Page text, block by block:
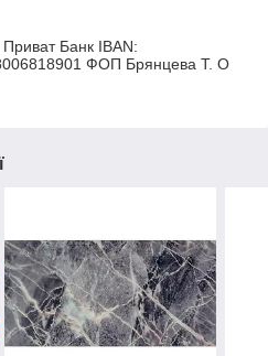
Банк IBAN:
ФОП Брянцева Т. О